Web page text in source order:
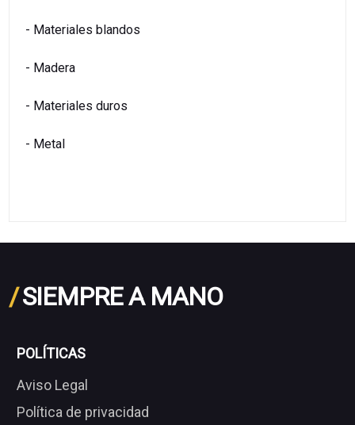
- Materiales blandos
- Madera
- Materiales duros
- Metal
/SIEMPRE A MANO
POLÍTICAS
Aviso Legal
Política de privacidad